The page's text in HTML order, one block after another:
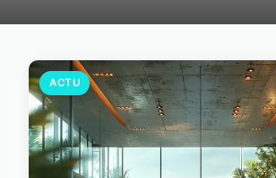
ACTU